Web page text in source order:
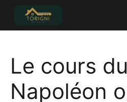
contenu
Le cours du
Napoléon